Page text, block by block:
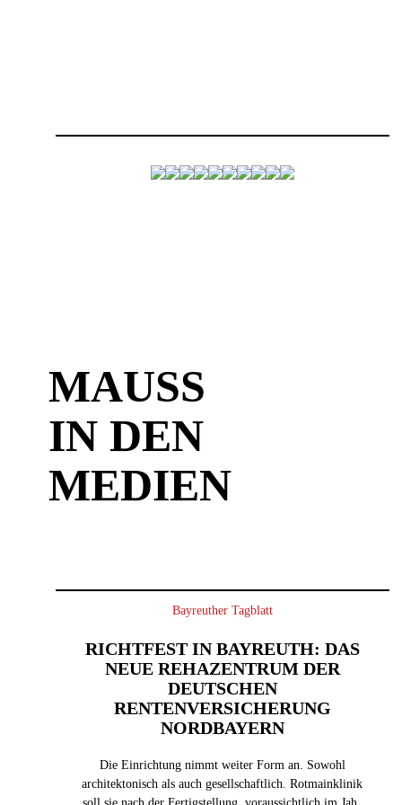
MAUSS
IN DEN
MEDIEN
Bayreuther Tagblatt
RICHTFEST IN BAYREUTH: DAS
NEUE REHAZENTRUM DER
DEUTSCHEN
RENTENVERSICHERUNG
NORDBAYERN
Die Einrichtung nimmt weiter Form an. Sowohl
architektonisch als auch gesellschaftlich. Rotmainklinik